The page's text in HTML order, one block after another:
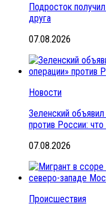
Подросток
друга
07.08.2026
Новости
Зеленский
против России: что
07.08.2026
Происшествия